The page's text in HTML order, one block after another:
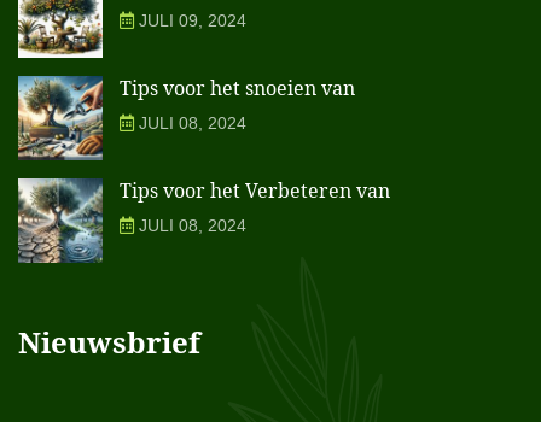
JULI 09, 2024
Tips voor het snoeien van
JULI 08, 2024
Tips voor het Verbeteren van
JULI 08, 2024
Nieuwsbrief